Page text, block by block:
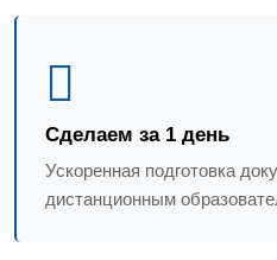
Сделаем за 1 день
Ускоренная подготовка
дистанционным